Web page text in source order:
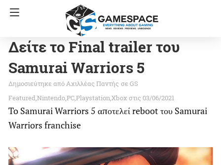
Δείτε το Final trailer του
Samurai Warriors 5
Αχιλλέας Παντής σε GS
FeaturedNintendoPCPlaystationXbox στις 03/06/2021
To Samurai Warriors 5 αποτελεί reboot του Samurai
Warriors franchise